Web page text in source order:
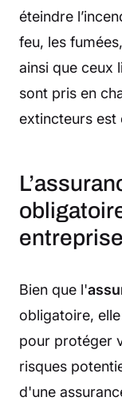
éteindre
feu, les
ainsi que ceux
sont pris en
extincteurs est
Bien que l'
obligatoire,
pour protéger
risques
d'une